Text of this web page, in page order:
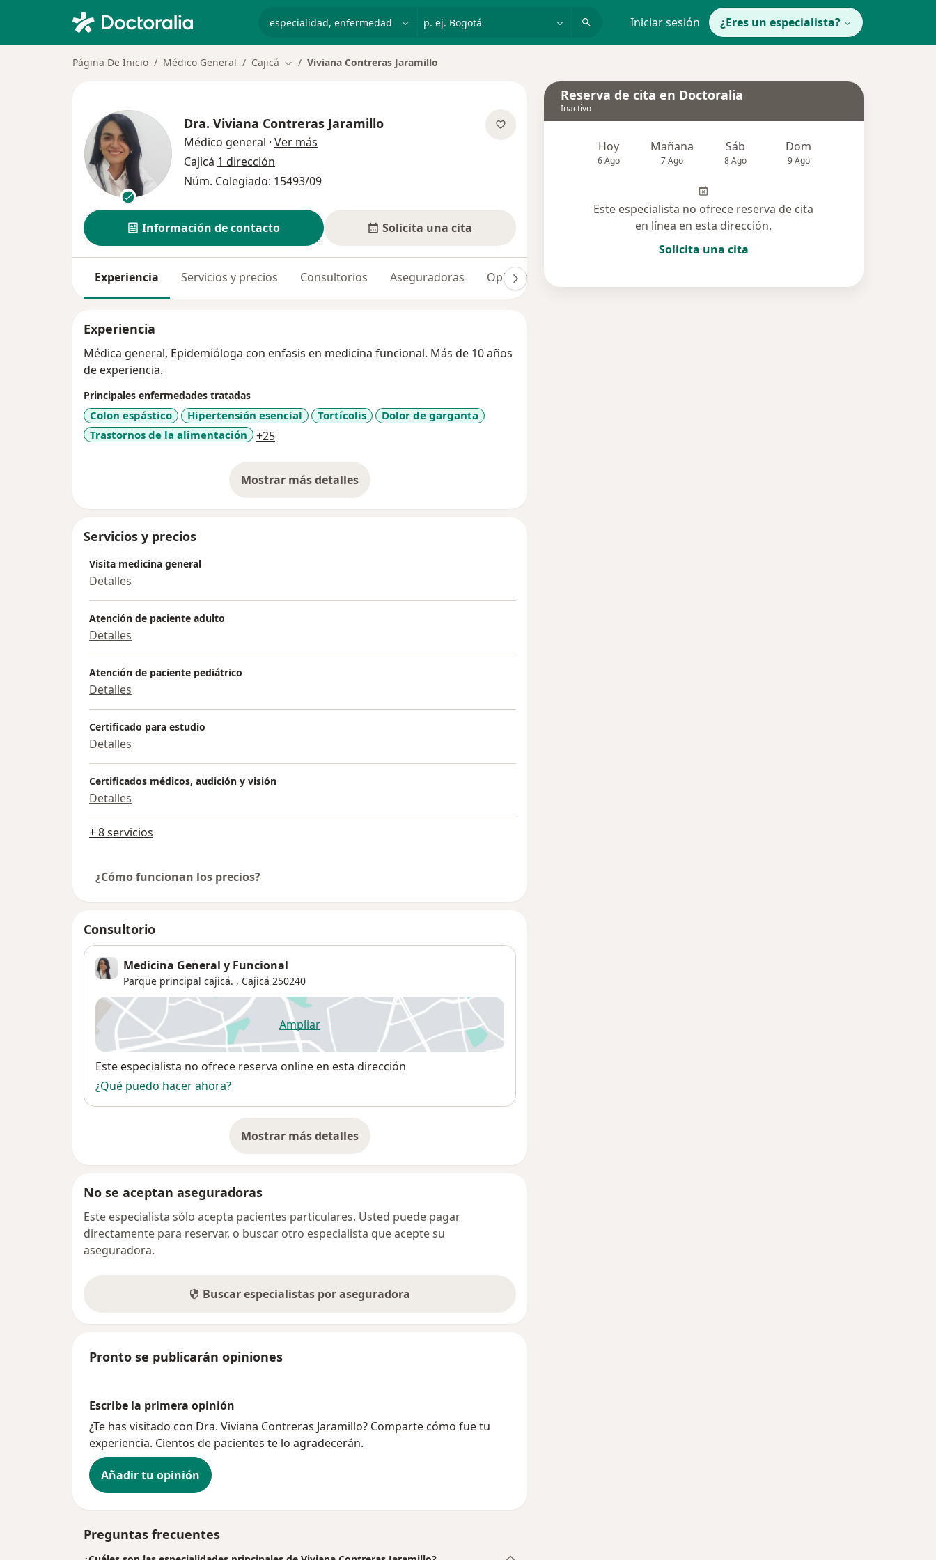
p. ej. Bogotá Iniciar sesión ¿Eres un especialista?
Página De Inicio Médico General Cajicá Cambiar de ciudad
Viviana Contreras Jaramillo
Dra. Viviana Contreras Jaramillo
Médico general · Ver más
Cajicá 1 dirección
Núm. Colegiado: 15493/09
Información de contacto Solicita una cita
Experiencia Servicios y precios Consultorios Aseguradoras Opiniones
Experiencia
Médica general, Epidemióloga con enfasis en medicina funcional. Más de 10 años
de experiencia.
Principales enfermedades tratadas
Colon espástico Hipertensión esencial Tortícolis
Dolor de garganta
Trastornos de la alimentación
+25a11y_sr_more_diseases
Mostrar más detalles
sobre la experiencia
Servicios y precios
Visita medicina general
Detalles
Atención de paciente adulto
Detalles
Atención de paciente pediátrico
Detalles
Certificado para estudio
Detalles
Certificados médicos, audición y visión
Detalles
+ 8 servicios
¿Cómo funcionan los precios?
Consultorio
Medicina General y Funcional
Parque principal cajicá. , Cajicá 250240
Ampliarse abre en una nueva pestaña
Disponibilidad
Este especialista no ofrece reserva online en esta dirección
¿Qué puedo hacer ahora?
Mostrar más detalles
sobre la dirección
No se aceptan aseguradoras
Este especialista sólo acepta pacientes particulares. Usted puede pagar
directamente para reservar, o buscar otro especialista que acepte su
aseguradora.
Buscar especialistas por aseguradora
Pronto se publicarán opiniones
Escribe la primera opinión
¿Te has visitado con Dra. Viviana Contreras Jaramillo? Comparte cómo fue tu
experiencia. Cientos de pacientes te lo agradecerán.
Añadir tu opinión
Preguntas frecuentes
Reserva de cita en Doctoralia
Inactivo
Hoy
6 Ago
Mañana
7 Ago
Sáb
8 Ago
Dom
9 Ago
Este especialista no ofrece reserva de cita
en línea en esta dirección.
Solicita una cita